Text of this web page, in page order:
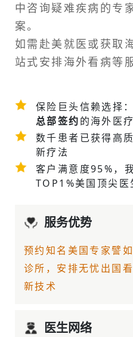
中咨询疑难疾病的专
案。
如需 赴美就医或获取
站式安排海外看病等
保险巨头信赖选择
总部签约的海外医
数千患者已获得高
新疗法
客户满意度95%，
TOP1%美国顶尖医
服务优势
预约知名美国专家譬如
诊所，安排无忧出国
新技术
医生网络